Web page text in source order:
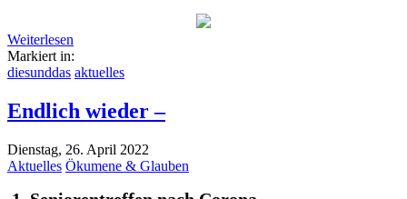
Weiterlesen
Markiert in:
diesunddas aktuelles
Endlich wieder –
Dienstag, 26. April 2022
Aktuelles Ökumene & Glauben